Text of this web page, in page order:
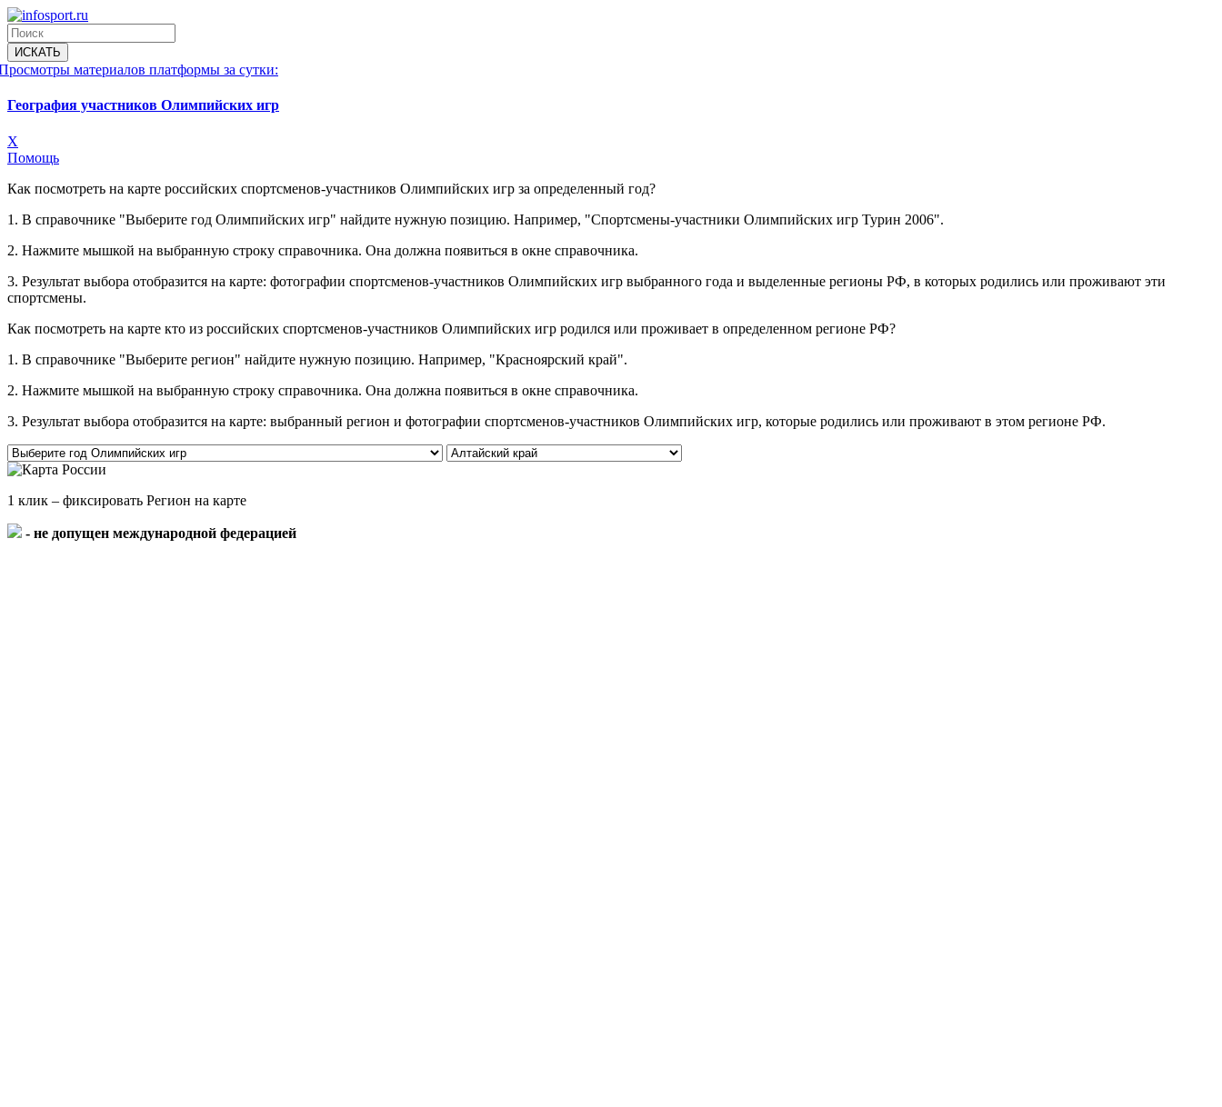
материалов платформы за сутки:
География участников Олимпийских игр
X
Помощь
Как посмотреть на карте российских спортсменов-участников Олимпийских игр за определенный год?
1. В справочнике "Выберите год Олимпийских игр" найдите нужную позицию. Например, "Спортсмены-участники Олимпийских игр Турин 2006".
2. Нажмите мышкой на выбранную строку справочника. Она должна появиться в окне справочника.
3. Результат выбора отобразится на карте: фотографии спортсменов-участников Олимпийских игр выбранного года и выделенные регионы РФ, в которых родились или проживают эти
спортсмены.
Как посмотреть на карте кто из российских спортсменов-участников Олимпийских игр родился или проживает в определенном регионе РФ?
1. В справочнике "Выберите регион" найдите нужную позицию. Например, "Красноярский край".
2. Нажмите мышкой на выбранную строку справочника. Она должна появиться в окне справочника.
3. Результат выбора отобразится на карте: выбранный регион и фотографии спортсменов-участников Олимпийских игр, которые родились или проживают в этом регионе РФ.
1 клик – фиксировать Регион на карте
- не допущен международной федерацией